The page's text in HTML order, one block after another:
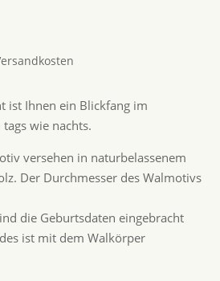
ist Ihnen ein Blickfang im
wie nachts.
versehen in naturbelassenem
Der Durchmesser des Walmotivs
die Geburtsdaten eingebracht
ist mit dem Walkörper